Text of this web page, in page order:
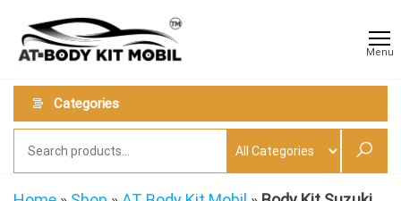
the
content
Kit
Mobil
Menu
Categories